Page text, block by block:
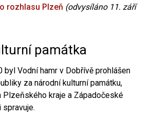
rozhlasu Plzeň (odvysíláno 11. září
památka
byl Vodní hamr v Dobřívě prohlášen
za národní kulturní památku,
Plzeňského kraje a Západočeské